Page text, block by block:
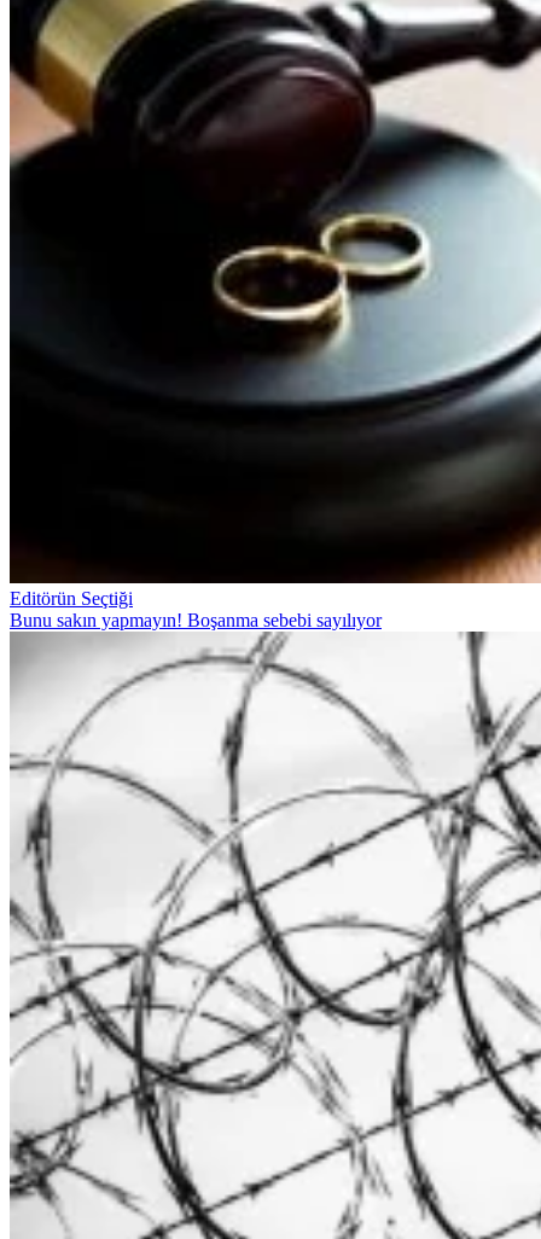
Editörün Seçtiği
Bunu sakın yapmayın! Boşanma sebebi sayılıyor